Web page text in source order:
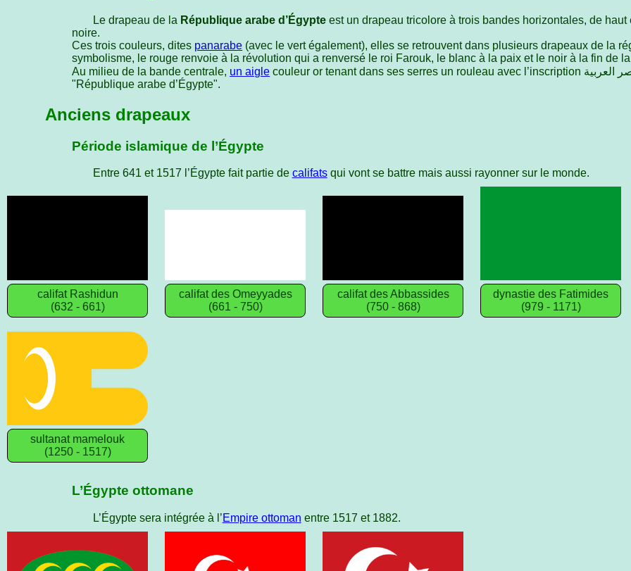
Le drapeau de la République arabe d’Égypteest un drapeau tricolore à trois bandes horizontales, de haut
noire.
Ces trois couleurs, dites panarabe (avec le vert également), elles se retrouvent dans plusieurs drapeaux de la
symbolisme, le rouge renvoie à la révolution qui a renversé le roi Farouk, le blanc à la paix et le noir à la fin de
Au milieu de la bande centrale, un aigle couleur or tenant dans ses serres un rouleau avec l’inscription جمهورية مصر العربية signifiant
"République arabe d’Égypte".
Anciens drapeaux
Période islamique de l’Égypte
Entre 641 et 1517 l’Égypte fait partie de califatsqui vont se battre mais aussi rayonner sur le monde.
califat Rashidun
(632 - 661)
califat des Omeyyades
(661 - 750)
califat des Abbassides
(750 - 868)
dynastie des Fatimides
(979 - 1171)
sultanat mamelouk
(1250 - 1517)
L’Égypte ottomane
L’Égypte sera intégrée à l’Empire ottoman entre 1517 et 1882.